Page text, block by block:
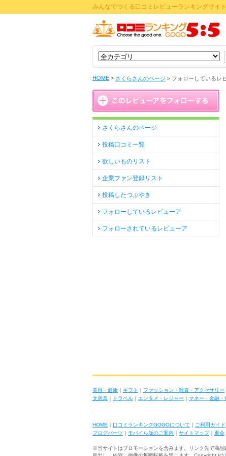
みんなでつくる口コミレビューランキングサイ
HOME > さくらさんのページ > フォローしているレ
さくらさんのページ
投稿口コミ一覧
欲しいものリスト
企業ファン登録リスト
投稿したつぶやき
フォローしているレビューア
フォローされているレビューア
美容・健康 ｜ ギフト ｜ ファッション・雑貨・アクセサリー
文房具 ｜ トラベル ｜ エンタメ・レジャー ｜ マネー・金融・
HOME ｜ 口コミランキングGOGOについて ｜ ご利用ガイド
ブログパーツ ｜ モバイル版のご案内 ｜ サイトマップ｜ 退会
※当サイトはプロモーションを含みます。リンク先で商